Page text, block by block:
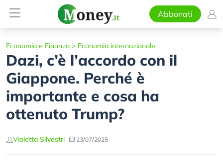
Abbonati
Economia e Finanza > Economia internazionale
Dazi, c’è l’accordo con il
Giappone. Perché è
importante e cosa ha
ottenuto Trump?
Violetta Silvestri 23/07/2025